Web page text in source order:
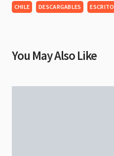
CHILE DESCARGABLES ESCRITO
You May Also Like